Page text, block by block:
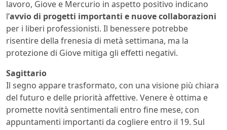
lavoro, Giove e Mercurio in aspetto positivo indicano
l’avvio di progetti importanti e nuove collaborazioni
per i liberi professionisti. Il benessere potrebbe
risentire della frenesia di metà settimana, ma la
protezione di Giove mitiga gli effetti negativi.
Sagittario
Il segno appare trasformato, con una visione più chiara
del futuro e delle priorità affettive. Venere è ottima e
promette novità sentimentali entro fine mese, con
appuntamenti importanti da cogliere entro il 19. Sul